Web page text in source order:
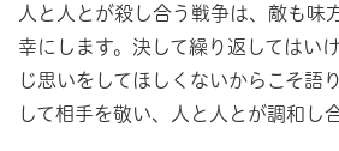
人と人とが殺し合う戦争は、敵も味
幸にします。決して繰り返してはい
じ思いをしてほしくないからこそ語
して相手を敬い、人と人とが調和し